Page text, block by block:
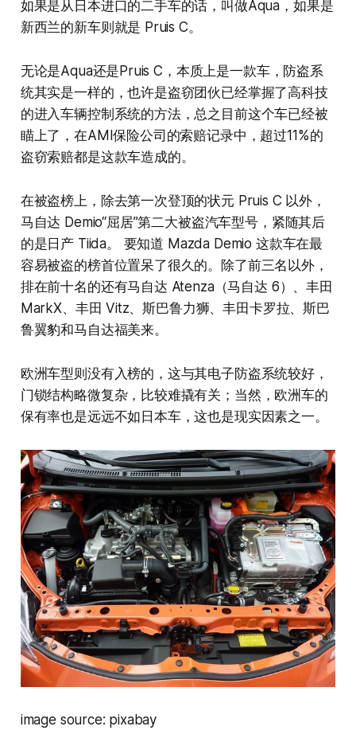
如果是从日本进口的二手车的话，叫做Aqua，如果是
新西兰的新车则就是 Pruis C。
无论是Aqua还是Pruis C，本质上是一款车，防盗系
统其实是一样的，也许是盗窃团伙已经掌握了高科技
的进入车辆控制系统的方法，总之目前这个车已经被
瞄上了，在AMI保险公司的索赔记录中，超过11%的
盗窃索赔都是这款车造成的。
在被盗榜上，除去第一次登顶的状元 Pruis C 以外，
马自达 Demio“屈居”第二大被盗汽车型号，紧随其后
的是日产 Tiida。 要知道 Mazda Demio 这款车在最
容易被盗的榜首位置呆了很久的。除了前三名以外，
排在前十名的还有马自达 Atenza（马自达 6）、丰田
MarkX、丰田 Vitz、斯巴鲁力狮、丰田卡罗拉、斯巴
鲁翼豹和马自达福美来。
欧洲车型则没有入榜的，这与其电子防盗系统较好，
门锁结构略微复杂，比较难撬有关；当然，欧洲车的
保有率也是远远不如日本车，这也是现实因素之一。
image source: pixabay